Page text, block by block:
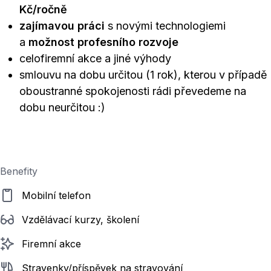
Kč/ročně
zajímavou práci s novými technologiemi
a možnost profesního rozvoje
celofiremní akce a jiné výhody
smlouvu na dobu určitou (1 rok), kterou v případě
oboustranné spokojenosti rádi převedeme na
dobu neurčitou :)
Benefity
Mobilní telefon
Vzdělávací kurzy, školení
Firemní akce
Stravenky/příspěvek na stravování